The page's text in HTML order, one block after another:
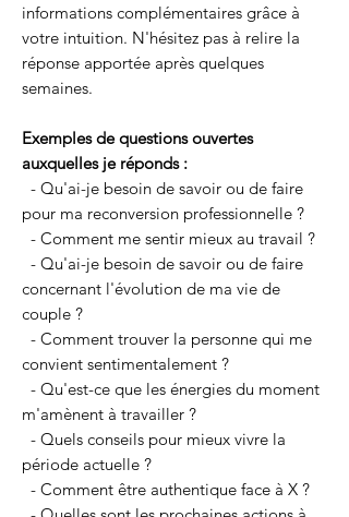
informations complémentaires grâce à
votre intuition. N'hésitez pas à relire la
réponse apportée après quelques
semaines.
Exemples de questions ouvertes
auxquelles je réponds :
- Qu'ai-je besoin de savoir ou de faire
pour ma reconversion professionnelle ?
- Comment me sentir mieux au travail ?
- Qu'ai-je besoin de savoir ou de faire
concernant l'évolution de ma vie de
couple ?
- Comment trouver la personne qui me
convient sentimentalement ?
- Qu'est-ce que les énergies du moment
m'amènent à travailler ?
- Quels conseils pour mieux vivre la
période actuelle ?
- Comment être authentique face à X ?